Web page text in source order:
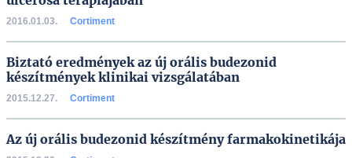
2016.01.03. Cortiment
Biztató eredmények az új orális budezonid
készítmények klinikai vizsgálatában
2015.12.27. Cortiment
Az új orális budezonid készítmény farmakokinetikája